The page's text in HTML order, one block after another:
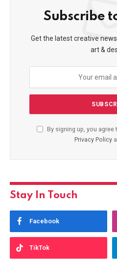
Subscribe
Get the latest creative
art &
By signing up, you
Privacy Policy
Stay In Touch
Facebook
TikTok